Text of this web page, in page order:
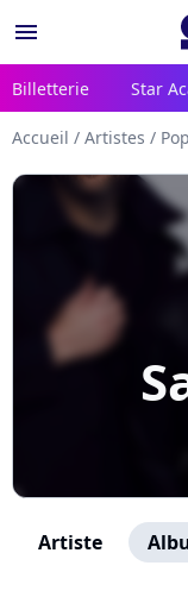
menu
Billetterie Star
Accueil / Artistes /
Artiste